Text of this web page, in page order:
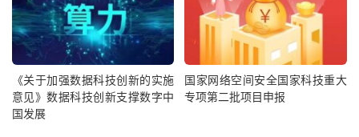
《关于加强数据科技创新的实施
意见》数据科技创新支撑数字中
国发展
国家网络空间安全国家科技重大
专项第二批项目申报